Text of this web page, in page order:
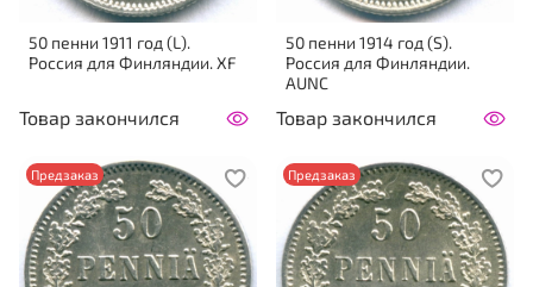
50 пенни 1911 год (L).
Россия для Финляндии. XF
Товар закончился
50 пенни 1914 год (S).
Россия для Финляндии.
AUNC
Товар закончился
Предзаказ Предзаказ